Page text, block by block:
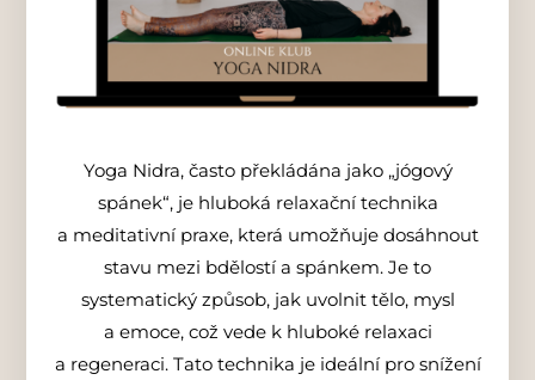
Yoga Nidra, často překládána jako „jógový
spánek“, je hluboká relaxační technika
a meditativní praxe, která umožňuje dosáhnout
stavu mezi bdělostí a spánkem. Je to
systematický způsob, jak uvolnit tělo, mysl
a emoce, což vede k hluboké relaxaci
a regeneraci. Tato technika je ideální pro snížení